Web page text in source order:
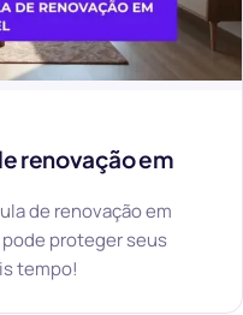
renovação em
de renovação em
proteger seus
tempo!